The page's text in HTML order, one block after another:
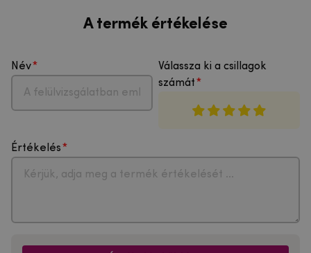
A termék értékelése
Név
Válassza ki a csillagok
számát
Értékelés